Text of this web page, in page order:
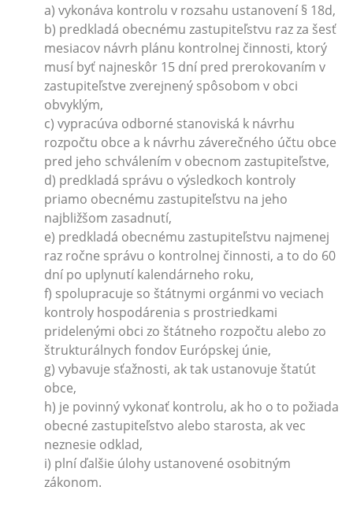
a) vykonáva kontrolu v rozsahu ustanovení § 18d,
b) predkladá obecnému zastupiteľstvu raz za šesť
mesiacov návrh plánu kontrolnej činnosti, ktorý
musí byť najneskôr 15 dní pred prerokovaním v
zastupiteľstve zverejnený spôsobom v obci
obvyklým,
c) vypracúva odborné stanoviská k návrhu
rozpočtu obce a k návrhu záverečného účtu obce
pred jeho schválením v obecnom zastupiteľstve,
d) predkladá správu o výsledkoch kontroly
priamo obecnému zastupiteľstvu na jeho
najbližšom zasadnutí,
e) predkladá obecnému zastupiteľstvu najmenej
raz ročne správu o kontrolnej činnosti, a to do 60
dní po uplynutí kalendárneho roku,
f) spolupracuje so štátnymi orgánmi vo veciach
kontroly hospodárenia s prostriedkami
pridelenými obci zo štátneho rozpočtu alebo zo
štrukturálnych fondov Európskej únie,
g) vybavuje sťažnosti, ak tak ustanovuje štatút
obce,
h) je povinný vykonať kontrolu, ak ho o to požiada
obecné zastupiteľstvo alebo starosta, ak vec
neznesie odklad,
i) plní ďalšie úlohy ustanovené osobitným
zákonom.